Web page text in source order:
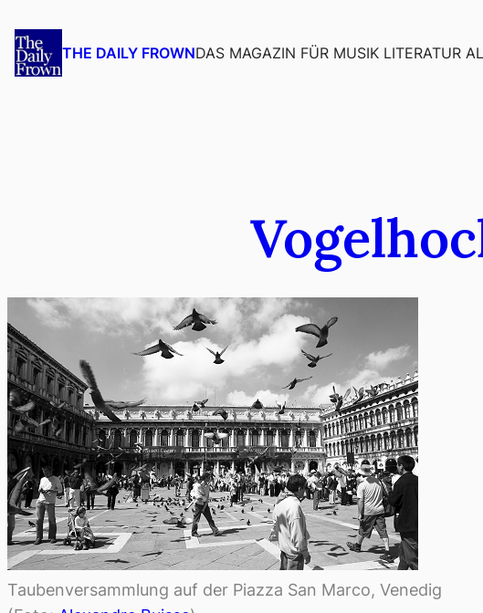
Inhalt
springen
THE DAILY FROWNDAS MAGAZIN FÜR MUSIK LITERATUR
Taubenversammlung auf der Piazza San Marco, Venedig